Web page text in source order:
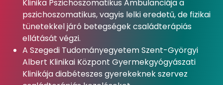
Klinika Pszichoszomatikus Ambulanciája a
pszichoszomatikus, vagyis lelki eredetű, de fizikai
tünetekkel járó betegségek családterápiás
ellátását végzi.
A Szegedi Tudományegyetem Szent-Györgyi
Albert Klinikai Központ Gyermekgyógyászati
Klinikája diabéteszes gyerekeknek szervez